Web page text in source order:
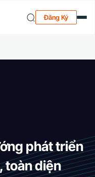
Đăng Ký
phát triển
toàn diện